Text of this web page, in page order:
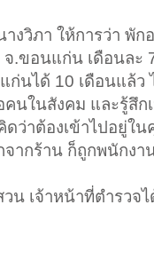
างวิภา ให้การว่า พั
จ.ขอนแก่น เดือนล
ก่นได้ 10 เดือนแล้ว
คนในสังคม และรู้สึ
ดว่าต้องเข้าไปอยู่ใ
ากร้าน ก็ถูกพนักงา
น เจ้าหน้าที่ตำรวจ